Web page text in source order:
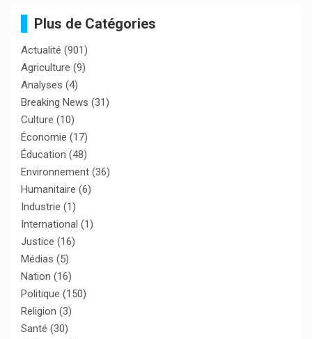
Plus de Catégories
Actualité (901)
Agriculture (9)
Analyses (4)
Breaking News (31)
Culture (10)
Économie (17)
Éducation (48)
Environnement (36)
Humanitaire (6)
Industrie (1)
International (1)
Justice (16)
Médias (5)
Nation (16)
Politique (150)
Religion (3)
Santé (30)